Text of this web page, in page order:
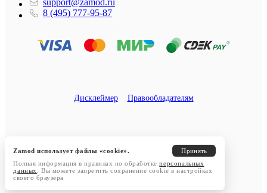
8 (495) 777-95-87
Дисклеймер Правообладателям
Zamod использует файлы «cookie».
Принять
Полная информация в правилах по обработкеперсональных
данных
. Вы можете запретить сохранение cookie в настройках
своего браузера